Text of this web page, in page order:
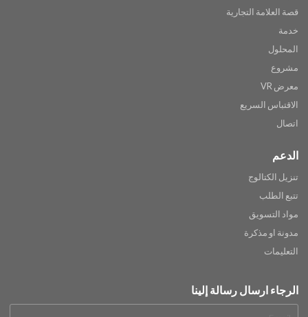
قصة العلامة التجارية
خدمة
المحلول
مشروع
معرض VR
الاقتباس السريع
اتصال
الدعم
تنزيل الكتالوج
تتبع الطلب
مواد التسويق
مدونة او مذكرة
التعليمات
الرجاء ارسال رسالة إلينا